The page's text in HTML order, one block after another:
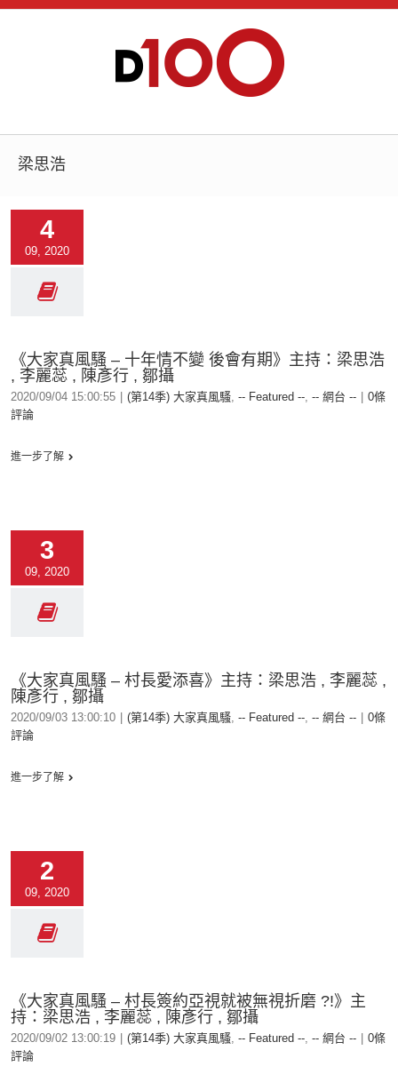
梁思浩
4
09, 2020
《大家真風騷 – 十年情不變 後會有期》主持：梁思浩
, 李麗蕊 , 陳彥行 , 鄒攝
2020/09/04 15:00:55 (第14季) 大家真風騷, -- Featured --, -- 網台 --
0條
評論
進一步了解
3
09, 2020
《大家真風騷 – 村長愛添喜》主持：梁思浩 , 李麗蕊 ,
陳彥行 , 鄒攝
2020/09/03 13:00:10 (第14季) 大家真風騷, -- Featured --, -- 網台 --
0條
評論
進一步了解
2
09, 2020
《大家真風騷 – 村長簽約亞視就被無視折磨 ?!》主
持：梁思浩 , 李麗蕊 , 陳彥行 , 鄒攝
2020/09/02 13:00:19 (第14季) 大家真風騷, -- Featured --, -- 網台 --
0條
評論